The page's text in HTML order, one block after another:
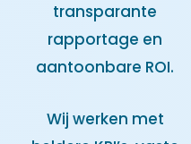
transparante
rapportage en
aantoonbare ROI.
Wij werken met